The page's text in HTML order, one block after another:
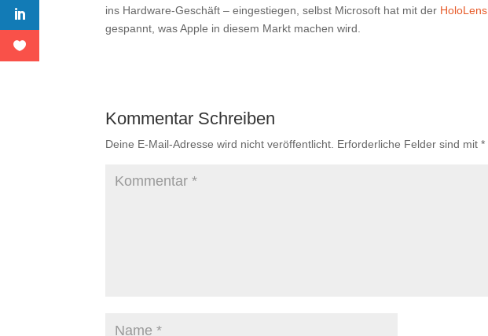
ins Hardware-Geschäft – eingestiegen, selbst Microsoft hat mit der HoloLens
gespannt, was Apple in diesem Markt machen wird.
Kommentar Schreiben
Deine E-Mail-Adresse wird nicht veröffentlicht. Erforderliche Felder sind mit*